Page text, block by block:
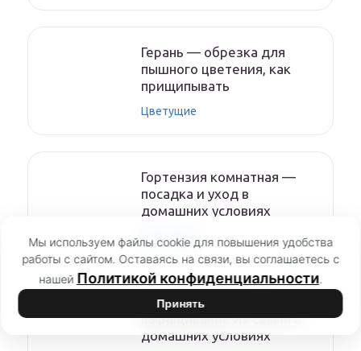
Герань — обрезка для
пышного цветения, как
прищипывать
Цветущие
Гортензия комнатная —
посадка и уход в
домашних условиях
Цветущие
Бальзамин Том Тамб —
выращивание из семян в
домашних условиях
Мы используем файлы cookie для повышения удобства
работы с сайтом. Оставаясь на связи, вы соглашаетесь с
нашей Политикой конфиденциальности.
Принять